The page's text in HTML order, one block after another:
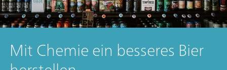
Mit Chemie ein besseres Bier